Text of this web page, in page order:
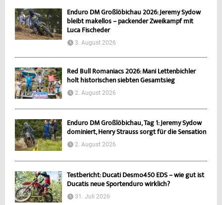
Enduro DM Großlöbichau 2026: Jeremy Sydow
bleibt makellos – packender Zweikampf mit
Luca Fischeder
3. August 2026
Red Bull Romaniacs 2026: Mani Lettenbichler
holt historischen siebten Gesamtsieg
2. August 2026
Enduro DM Großlöbichau, Tag 1: Jeremy Sydow
dominiert, Henry Strauss sorgt für die Sensation
2. August 2026
Testbericht: Ducati Desmo450 EDS – wie gut ist
Ducatis neue Sportenduro wirklich?
31. Juli 2026